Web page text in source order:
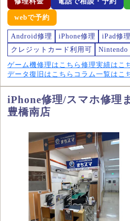
webで予約
Android修理 iPhone修理
iPad修理
クレジットカード利用可
Nintendo
ゲーム機修理はこちら 修理実績はこ
データ復旧はこちら コラム一覧はこ
iPhone修理/スマホ修理
豊橋南店